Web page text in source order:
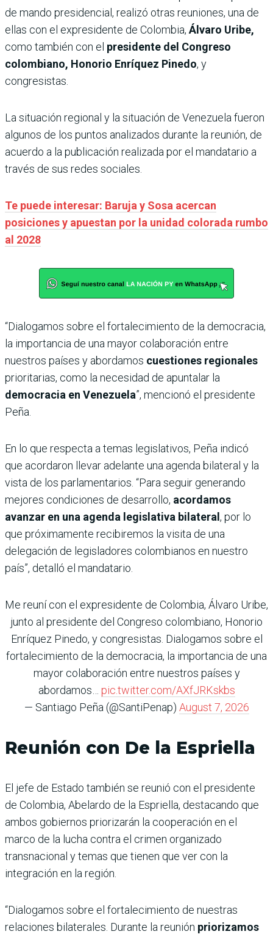
de mando presidencial, realizó otras reuniones, una de
ellas con el expresidente de Colombia, Álvaro Uribe,
como también con el presidente del Congreso
colombiano, Honorio Enríquez Pinedo, y
congresistas.
La situación regional y la situación de Venezuela fueron
algunos de los puntos analizados durante la reunión, de
acuerdo a la publicación realizada por el mandatario a
través de sus redes sociales.
Te puede interesar: Baruja y Sosa acercan
posiciones y apuestan por la unidad colorada rumbo
al 2028
“Dialogamos sobre el fortalecimiento de la democracia,
la importancia de una mayor colaboración entre
nuestros países y abordamos cuestiones regionales
prioritarias, como la necesidad de apuntalar la
democracia en Venezuela”, mencionó el presidente
Peña.
En lo que respecta a temas legislativos, Peña indicó
que acordaron llevar adelante una agenda bilateral y la
vista de los parlamentarios. “Para seguir generando
mejores condiciones de desarrollo, acordamos
avanzar en una agenda legislativa bilateral , por lo
que próximamente recibiremos la visita de una
delegación de legisladores colombianos en nuestro
país”, detalló el mandatario.
Me reuní con el expresidente de Colombia, Álvaro Uribe,
junto al presidente del Congreso colombiano, Honorio
Enríquez Pinedo, y congresistas. Dialogamos sobre el
fortalecimiento de la democracia, la importancia de una
mayor colaboración entre nuestros países y
abordamos… pic.twitter.com/AXfJRKskbs
— Santiago Peña (@SantiPenap) August 7, 2026
Reunión con De la Espriella
El jefe de Estado también se reunió con el presidente
de Colombia, Abelardo de la Espriella, destacando que
ambos gobiernos priorizarán la cooperación en el
marco de la lucha contra el crimen organizado
transnacional y temas que tienen que ver con la
integración en la región.
“Dialogamos sobre el fortalecimiento de nuestras
relaciones bilaterales. Durante la reunión priorizamos